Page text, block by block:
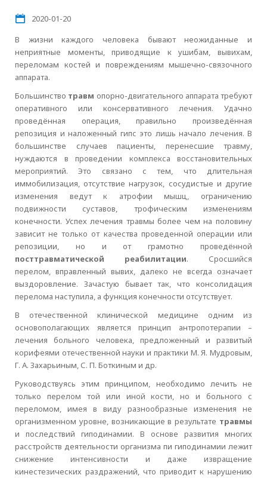
2020-01-20
В жизни каждого человека бывают неожиданные и
неприятные моменты, приводящие к ушибам, вывихам,
переломам костей и повреждениям мышечно-связочного
аппарата.
Большинство травм опорно-двигательного аппарата требуют
оперативного или консервативного лечения. Удачно
проведённая операция, правильно произведённая
репозиция и наложенный гипс это лишь начало лечения. В
большинстве случаев пациенты, перенесшие травму,
нуждаются в проведении комплекса восстановительных
мероприятий. Это связано с тем, что длительная
иммобилизация, отсутствие нагрузок, сосудистые и другие
изменения ведут к атрофии мышц, ограничению
подвижности суставов, трофическим изменениям
конечности. Успех лечения травмы более чем на половину
зависит не только от качества проведенной операции или
репозиции, но и от грамотно проведённой
посттравматической реабилитации. Сросшийся
перелом, вправленный вывих, далеко не всегда означает
выздоровление. Зачастую бывает так, что консолидация
перелома наступила, а функция конечности отсутствует.
В отечественной клинической медицине одним из
основополагающих является принцип антропотерапии –
лечения больного человека, предложенный и развитый
корифеями отечественной науки и практики М. Я. Мудровым,
Г. А. Захарьиным, С. П. Боткиным и др.
Руководствуясь этим принципом, необходимо лечить не
только перелом той или иной кости, но и больного с
переломом, имея в виду разнообразные изменения не
организменном уровне, возникающие в результате травмы
и последствий гиподинамии. В основе развития многих
расстройств деятельности организма пи гиподинамии лежит
снижение интенсивности и даже извращение
кинестезических раздражений, что приводит к нарушению